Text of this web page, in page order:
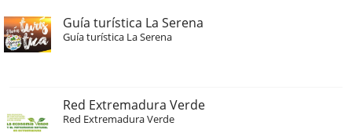
Guía turística La Serena
Guía turística La Serena
Red Extremadura Verde
Red Extremadura Verde